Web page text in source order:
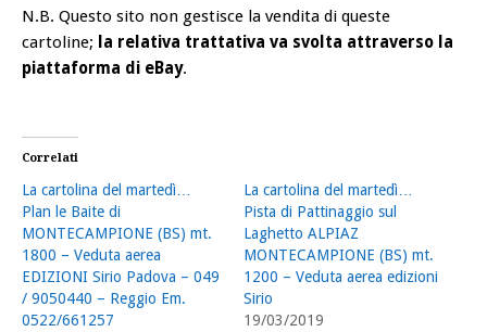
N.B. Questo sito non gestisce la vendita di queste
cartoline;
la relativa trattativa va svolta attraverso la
piattaforma di eBay.
Correlati
La cartolina del martedì…
Plan le Baite di
MONTECAMPIONE (BS) mt.
1800 – Veduta aerea
EDIZIONI Sirio Padova – 049
/ 9050440 – Reggio Em.
0522/661257
La cartolina del martedì…
Pista di Pattinaggio sul
Laghetto ALPIAZ
MONTECAMPIONE (BS) mt.
1200 – Veduta aerea edizioni
Sirio
19/03/2019